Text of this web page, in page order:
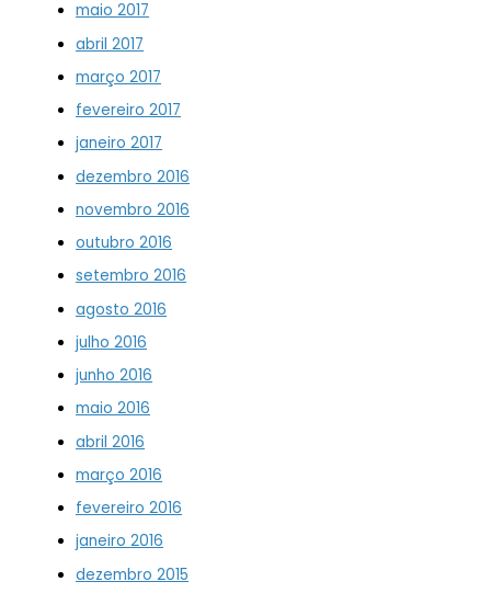
maio 2017
abril 2017
março 2017
fevereiro 2017
janeiro 2017
dezembro 2016
novembro 2016
outubro 2016
setembro 2016
agosto 2016
julho 2016
junho 2016
maio 2016
abril 2016
março 2016
fevereiro 2016
janeiro 2016
dezembro 2015